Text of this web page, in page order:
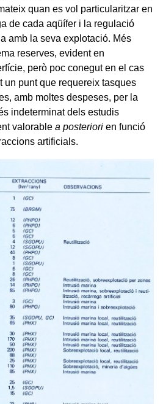
quan es vol particularitzar en
de cada aqüífer i la regulació
amb la seva explotació. Més
reserves, evident en
però poc conegut en el cas
un punt que requereix tasques
amb moltes despeses, per la
indeterminat dels estudis
valorable a posteriori en funció
artificials.